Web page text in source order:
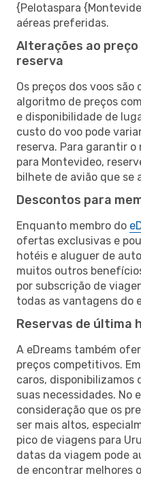
{Pelotaspara
aéreas preferidas.
Alterações ao
reserva
Os preços dos voos
algoritmo de preços
e disponibilidade de
custo do voo pode
reserva. Para garantir o
para Montevideo,
bilhete de avião que se
Descontos para
Enquanto membro do
ofertas exclusivas e
hotéis e aluguer de
muitos outros
por subscrição de
todas as vantagens do
Reservas de última
A eDreams também
preços competitivos.
caros, disponibilizamos
suas necessidades. No
consideração que os
ser mais altos,
pico de viagens para
datas da viagem pode
de encontrar melhores